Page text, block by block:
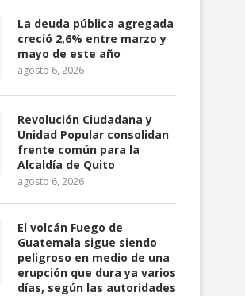
La deuda pública agregada
creció 2,6% entre marzo y
mayo de este año
agosto 6, 2026
Revolución Ciudadana y
Unidad Popular consolidan
frente común para la
Alcaldía de Quito
agosto 6, 2026
El volcán Fuego de
Guatemala sigue siendo
peligroso en medio de una
erupción que dura ya varios
días, según las autoridades